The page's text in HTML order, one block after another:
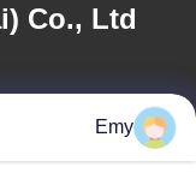
Co., Ltd.
Emy